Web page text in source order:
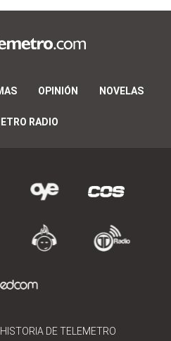
OPINIÓN NOVELAS
RADIO
HISTORIA DE TELEMETRO